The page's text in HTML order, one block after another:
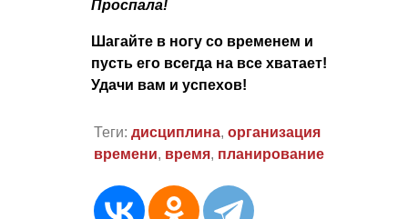
Проспала!
Шагайте в ногу со временем и
пусть его всегда на все хватает!
Удачи вам и успехов!
Теги: дисциплина, организация
времени, время, планирование